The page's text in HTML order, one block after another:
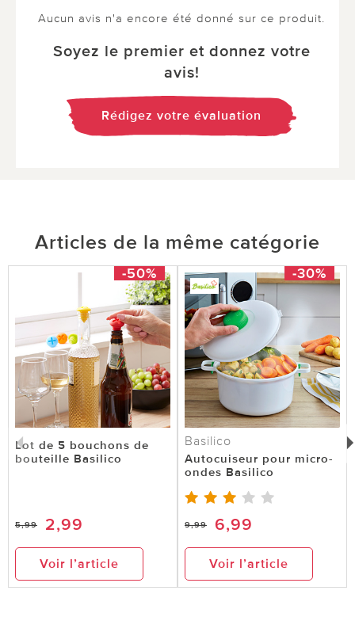
Aucun avis n'a encore été donné sur ce produit.
Soyez le premier et donnez votre
avis!
Rédigez votre évaluation
Articles de la même catégorie
-50%
Lot de 5 bouchons de
bouteille Basilico
5,99 2,99
Voir l’article
-30%
Basilico
Autocuiseur pour micro-
ondes Basilico
9,99 6,99
Voir l’article